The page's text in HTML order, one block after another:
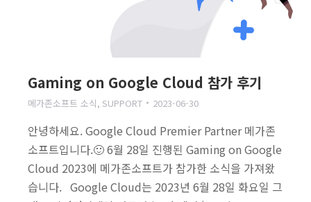
Gaming on Google Cloud 참가 후기
메가존소프트 소식, SUPPORT 2023-06-30
안녕하세요. Google Cloud Premier Partner 메가존
소프트입니다.🙂 6월 28일 진행된 Gaming on Google
Cloud 2023에 메가존소프트가 참가한 소식을 가져왔
습니다. Google Cloud는 2023년 6월 28일 화요일 그